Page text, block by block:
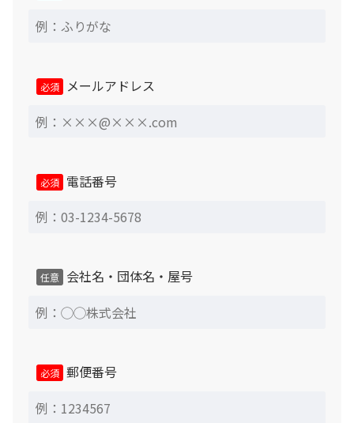
す。商品が問題なく使用できる状態にある事は確認済です
願い致します。
返品・交換・キャンセルについて
音性能や室内音場についての主観的印象・評価に基づく返
品、その他お客様のご都合による返品・キャンセルはお受
けできかねますので、あらかじめご了承ください。 但
1、商品に修復困難な不具合があった場合 2、ご注文商
※返品時には必ず付属品が全て揃った状態が前提となりま
す。設置完了後商品到着後7日以内に弊社担当までメール
必須 メールアドレス
必須 電話番号
任意 会社名・団体名・屋号
必須 郵便番号